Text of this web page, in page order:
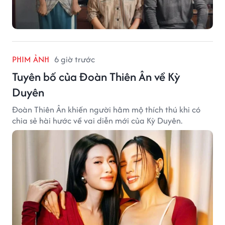
PHIM ẢNH 6 giờ trước
Tuyên bố của Đoàn Thiên Ân về Kỳ
Duyên
Đoàn Thiên Ân khiến người hâm mộ thích thú khi có
chia sẻ hài hước về vai diễn mới của Kỳ Duyên.